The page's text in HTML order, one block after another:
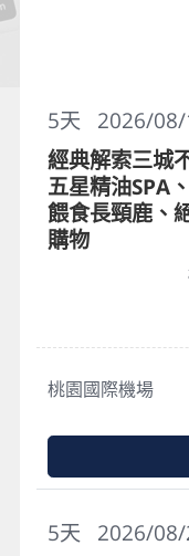
2026/
5天
經典解索三城
五星精油SPA
餵食長頸鹿、
購物
桃園國際機場
2026/
5天